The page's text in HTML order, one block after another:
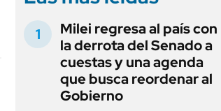
Milei regresa al país con
la derrota del Senado a
cuestas y una agenda
que busca reordenar al
Gobierno